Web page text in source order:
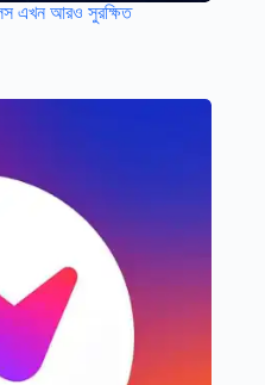
এখন আরও সুরক্ষিত